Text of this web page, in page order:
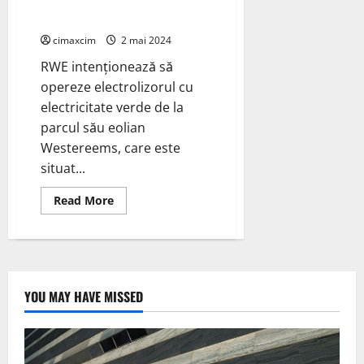
cimaxcim 2 mai 2024
RWE intenționează să
opereze electrolizorul cu
electricitate verde de la
parcul său eolian
Westereems, care este
situat...
Read MoreRead
more
primește
pentru
proiectul
Eemshydrogen
pentru
proiectul
său
Eemshydrogen
YOU MAY HAVE MISSED